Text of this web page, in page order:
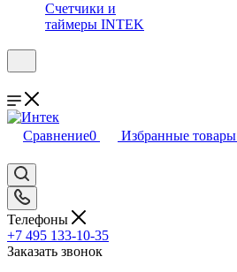
Счетчики и
таймеры INTEK
Сравнение0 Избранные товары
Телефоны
+7 495 133-10-35
Заказать звонок